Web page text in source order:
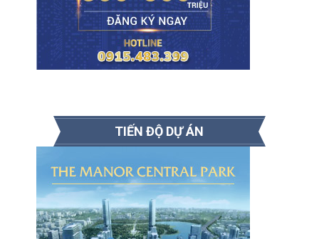
TIẾN ĐỘ DỰ ÁN